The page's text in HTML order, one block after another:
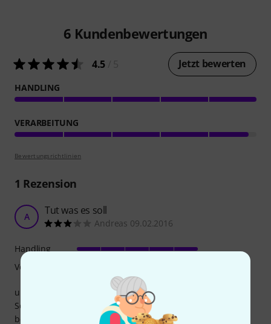
6 Kundenbewertungen
4.5 Jetzt bewerten
HANDLING
VERARBEITUNG
Bewertungsrichtlinien
1 Rezension
A Tut was es soll
Andreas 09.02.2016
und ist das passende Seil zum Reutlinger Type50. Nur
Schade das die Zulassung fehlt. So kann man es nur
bedingt "offiziell" einsetzen. Ich hätte auch gerne etwas
Handling
Verarbeitung